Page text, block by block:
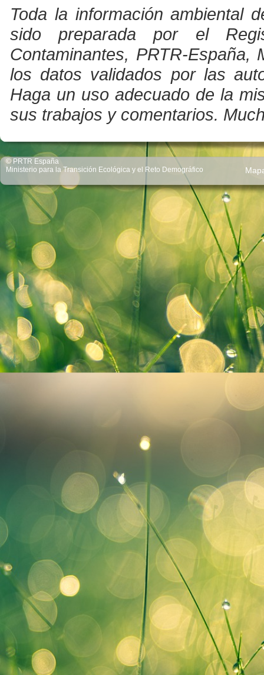
Toda la información ambiental
sido preparada por el
Contaminantes, PRTR-España,
los datos validados por las
Haga un uso adecuado de la
sus trabajos y comentarios.
© PRTR España
Ministerio para la Transición Ecológica y el Reto Demográfico